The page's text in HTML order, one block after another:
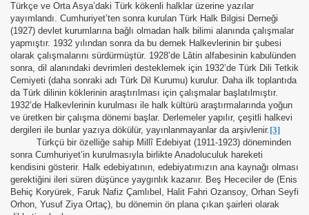
Türkçe ve Orta Asya’daki Türk kökenli halklar üzerine yazılar
yayımlandı. Cumhuriyet’ten sonra kurulan Türk Halk Bilgisi Derneği
(1927) devlet kurumlarına bağlı olmadan halk bilimi alanında çalışmalar
yapmıştır. 1932 yılından sonra da bu dernek Halkevlerinin bir şubesi
olarak çalışmalarını sürdürmüştür. 1928’de Lâtin alfabesinin kabulünden
sonra, dil alanındaki devrimleri desteklemek için 1932’de Türk Dili Tetkik
Cemiyeti (daha sonraki adı Türk Dil Kurumu) kurulur. Daha ilk toplantıda
da Türk dilinin köklerinin araştırılması için çalışmalar başlatılmıştır.
1932’de Halkevlerinin kurulması ile halk kültürü araştırmalarında yoğun
ve üretken bir çalışma dönemi başlar. Derlemeler yapılır, çeşitli halkevi
dergileri ile bunlar yazıya dökülür, yayınlanmayanlar da arşivlenir.[3]
Türkçü bir özelliğe sahip Millî Edebiyat (1911-1923) döneminden
sonra Cumhuriyet’in kurulmasıyla birlikte Anadoluculuk hareketi
kendisini gösterir. Halk edebiyatının, edebiyatımızın ana kaynağı olması
gerektiğini ileri süren düşünce yaygınlık kazanır. Beş Hececiler de (Enis
Behiç Koryürek, Faruk Nafiz Çamlıbel, Halit Fahri Ozansoy, Orhan Seyfi
Orhon, Yusuf Ziya Ortaç), bu dönemin ön plana çıkan şairleri olarak